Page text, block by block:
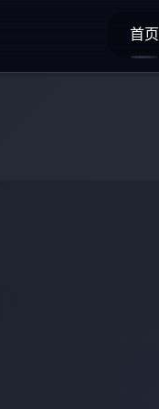
首页